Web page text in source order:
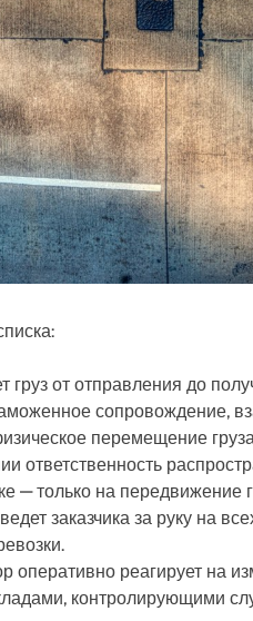
груз от отправления до
сопровождение,
перемещение
ответственность
— только на передвижение
заказчика за руку на
оперативно реагирует на
контролирующими